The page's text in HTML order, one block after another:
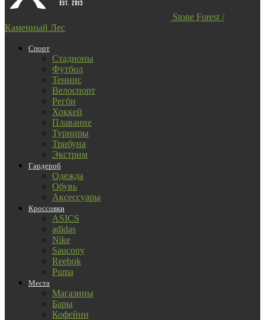
Stone Forest /
Каменный Лес
Спорт
Стадионы
Футбол
Теннис
Велоспорт
Регби
Хоккей
Плавание
Турниры
Трибуна
Экстрим
Гардероб
Одежда
Обувь
Аксессуары
Кроссовки
ASICS
adidas
Nike
Saucony
Reebok
Puma
Места
Магазины
Бары
Кофейни